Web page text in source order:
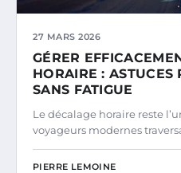
27 MARS 2026
GÉRER
HORAIRE : ASTUCES
SANS FATIGUE
Le décalage horaire reste
voyageurs modernes
PIERRE LEMOINE